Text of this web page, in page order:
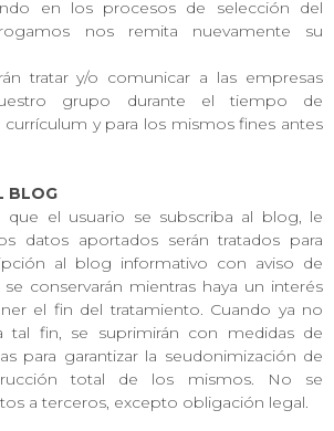
en los procesos de selección del
nos remita nuevamente su
tratar y/o comunicar a las empresas
grupo durante el tiempo de
y para los mismos fines antes
BLOG
que el usuario se subscriba al blog, le
datos aportados serán tratados para
al blog informativo con aviso de
conservarán mientras haya un interés
el fin del tratamiento. Cuando ya no
tal fin, se suprimirán con medidas de
para garantizar la seudonimización de
total de los mismos. No se
a terceros, excepto obligación legal.